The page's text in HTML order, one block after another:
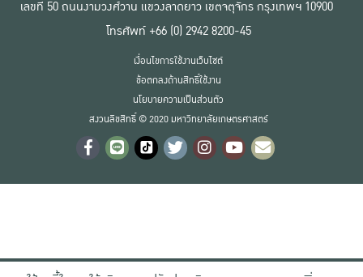
เลขที่ 50 ถนนงามวงศ์วาน แขวงลาดยาว เขตจตุจักร กรุงเทพฯ 10900
โทรศัพท์ +66 (0) 2942 8200-45
สงวนลิขสิทธิ์ © 2020 มหาวิทยาลัยเกษตรศาสตร์
เงื่อนไขการใช้งานเว็บไซต์
ข้อตกลงด้านสิทธิ์ใช้งาน
นโยบายความเป็นส่วนตัว